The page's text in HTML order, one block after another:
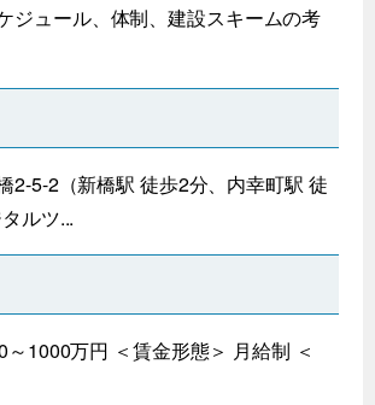
ジュール、体制、建設スキームの考
2-5-2（新橋駅 徒歩2分、内幸町駅 徒
ルツ...
1000万円 ＜賃金形態＞ 月給制 ＜